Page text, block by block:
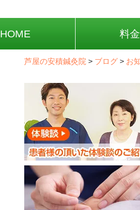
HOME 料
芦屋の安積鍼灸院 > ブログ > お